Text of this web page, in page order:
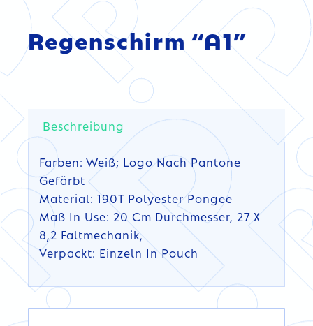
Regenschirm “A1”
Beschreibung
Farben: Weiß; Logo Nach Pantone
Gefärbt
Material: 190T Polyester Pongee
Maß In Use: 20 Cm Durchmesser, 27 X
8,2 Faltmechanik,
Verpackt: Einzeln In Pouch